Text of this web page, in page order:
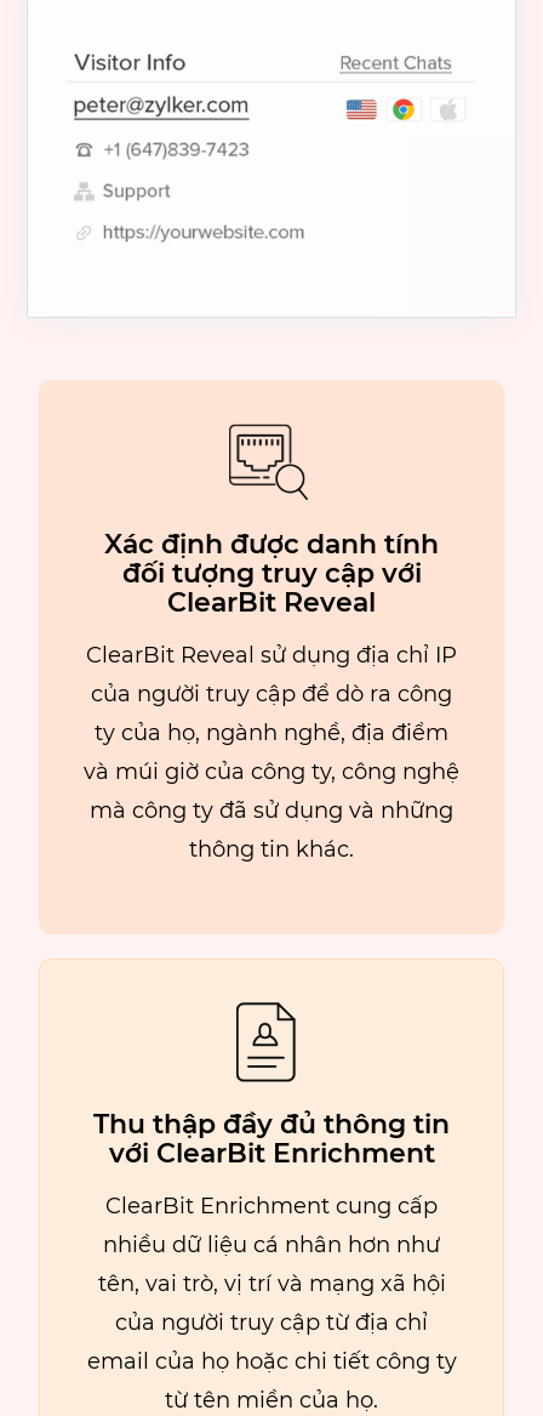
Xác định được danh tính
đối tượng truy cập với
ClearBit Reveal
ClearBit Reveal sử dụng địa chỉ IP
của người truy cập để dò ra công
ty của họ, ngành nghề, địa điểm
và múi giờ của công ty, công nghệ
mà công ty đã sử dụng và những
thông tin khác.
Thu thập đầy đủ thông tin
với ClearBit Enrichment
ClearBit Enrichment cung cấp
nhiều dữ liệu cá nhân hơn như
tên, vai trò, vị trí và mạng xã hội
của người truy cập từ địa chỉ
email của họ hoặc chi tiết công ty
từ tên miền của họ.